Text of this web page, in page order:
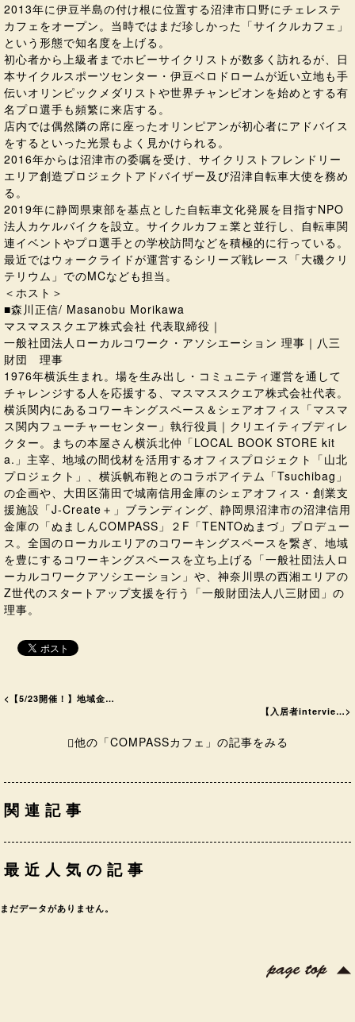
2013年に伊豆半島の付け根に位置する沼津市口野にチェレステ
カフェをオープン。当時ではまだ珍しかった「サイクルカフェ」
という形態で知名度を上げる。
初心者から上級者までホビーサイクリストが数多く訪れるが、日
本サイクルスポーツセンター・伊豆ベロドロームが近い立地も手
伝いオリンピックメダリストや世界チャンピオンを始めとする有
名プロ選手も頻繁に来店する。
店内では偶然隣の席に座ったオリンピアンが初心者にアドバイス
をするといった光景もよく見かけられる。
2016年からは沼津市の委嘱を受け、サイクリストフレンドリー
エリア創造プロジェクトアドバイザー及び沼津自転車大使を務め
る。
2019年に静岡県東部を基点とした自転車文化発展を目指すNPO
法人カケルバイクを設立。サイクルカフェ業と並行し、自転車関
連イベントやプロ選手との学校訪問などを積極的に行っている。
最近ではウォークライドが運営するシリーズ戦レース「大磯クリ
テリウム」でのMCなども担当。
＜ホスト＞
■森川正信/ Masanobu Morikawa
マスマススクエア株式会社 代表取締役｜
一般社団法人ローカルコワーク・アソシエーション 理事｜八三
財団 理事
1976年横浜生まれ。場を生み出し・コミュニティ運営を通して
チャレンジする人を応援する、マスマススクエア株式会社代表。
横浜関内にあるコワーキングスペース＆シェアオフィス「マスマ
ス関内フューチャーセンター」執行役員｜クリエイティブディレ
クター。まちの本屋さん横浜北仲「LOCAL BOOK STORE kit
a.」主宰、地域の間伐材を活用するオフィスプロジェクト「山北
プロジェクト」、横浜帆布鞄とのコラボアイテム「Tsuchibag」
の企画や、大田区蒲田で城南信用金庫のシェアオフィス・創業支
援施設「J-Create＋」ブランディング、静岡県沼津市の沼津信用
金庫の「ぬましんCOMPASS」２F「TENTOぬまづ」プロデュー
ス。全国のローカルエリアのコワーキングスペースを繋ぎ、地域
を豊にするコワーキングスペースを立ち上げる「一般社団法人ロ
ーカルコワークアソシエーション」や、神奈川県の西湘エリアの
Z世代のスタートアップ支援を行う「一般財団法人八三財団」の
理事。
< 【5/23開催！】地域金…
【入居者intervie… >
他の「COMPASSカフェ」の記事をみる
関連記事
最近人気の記事
まだデータがありません。